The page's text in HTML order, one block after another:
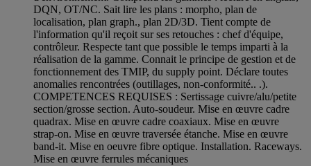
DQN, OT/NC. Sait lire les plans : morpho, plan de
localisation, plan graph., plan 2D/3D. Tient compte de
l'information qu'il reçoit sur ses retouches : chef d'équipe,
contrôleur. Respecte tant que possible le temps imparti à la
réalisation de la gamme. Connait le principe de gestion et de
fonctionnement des TMIP, du supply point. Déclare toutes
anomalies rencontrées (outillages, non-conformité.. .).
COMPETENCES REQUISES : Sertissage cuivre/alu/petite
section/grosse section. Auto-soudeur. Mise en œuvre cadre
quadrax. Mise en œuvre cadre coaxiaux. Mise en œuvre
strap-on. Mise en œuvre traversée étanche. Mise en œuvre
band-it. Mise en oeuvre fibre optique. Installation. Raceways.
Mise en œuvre ferrules mécaniques